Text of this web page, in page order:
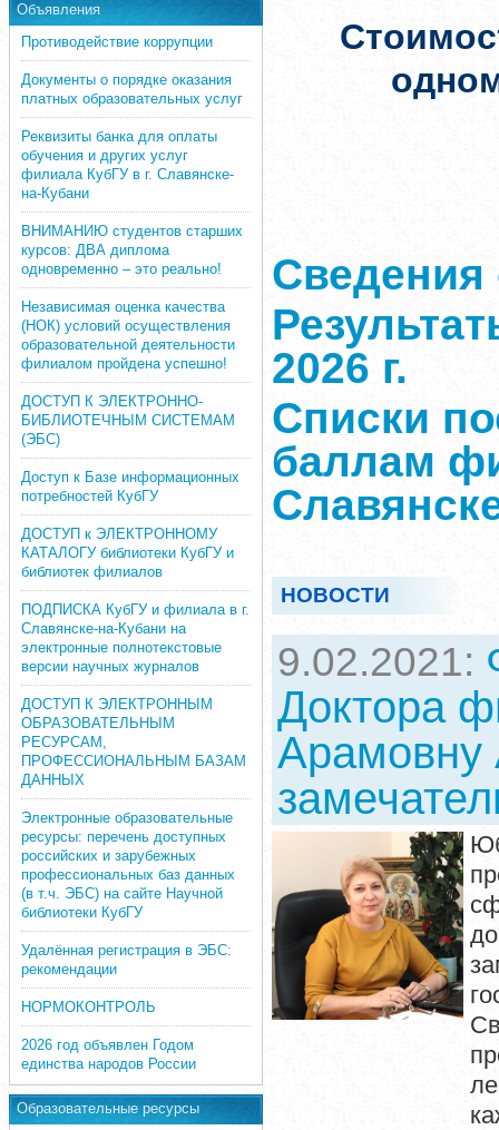
Объявления
Противодействие коррупции
Документы о порядке оказания
платных образовательных услуг
Реквизиты банка для оплаты
обучения и других услуг
филиала КубГУ в г. Славянске-
на-Кубани
ВНИМАНИЮ студентов старших
курсов: ДВА диплома
одновременно – это реально!
Независимая оценка качества
(НОК) условий осуществления
образовательной деятельности
филиалом пройдена успешно!
ДОСТУП К ЭЛЕКТРОННО-
БИБЛИОТЕЧНЫМ СИСТЕМАМ
(ЭБС)
Доступ к Базе информационных
потребностей КубГУ
ДОСТУП к ЭЛЕКТРОННОМУ
КАТАЛОГУ библиотеки КубГУ и
библиотек филиалов
ПОДПИСКА КубГУ и филиала в г.
Славянске-на-Кубани на
электронные полнотекстовые
версии научных журналов
ДОСТУП К ЭЛЕКТРОННЫМ
ОБРАЗОВАТЕЛЬНЫМ
РЕСУРСАМ,
ПРОФЕССИОНАЛЬНЫМ БАЗАМ
ДАННЫХ
Электронные образовательные
ресурсы: перечень доступных
российских и зарубежных
профессиональных баз данных
(в т.ч. ЭБС) на сайте Научной
библиотеки КубГУ
Удалённая регистрация в ЭБС:
рекомендации
НОРМОКОНТРОЛЬ
2026 год объявлен Годом
единства народов России
Образовательные ресурсы
Сведения
2026 г.
Списки
баллам
НОВОСТИ
9.02.2021:
Доктора
Арамовну